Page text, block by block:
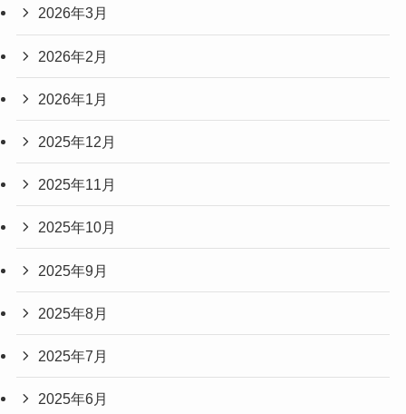
2026年3月
2026年2月
2026年1月
2025年12月
2025年11月
2025年10月
2025年9月
2025年8月
2025年7月
2025年6月